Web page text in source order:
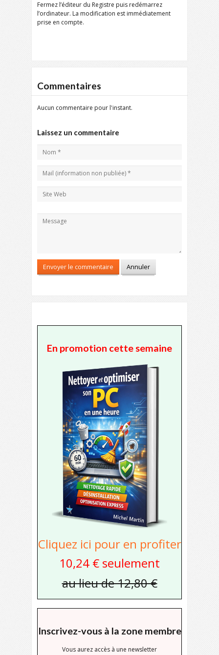
Fermez l’éditeur du Registre puis redémarrez
l’ordinateur. La modification est immédiatement
prise en compte.
Commentaires
Aucun commentaire pour l'instant.
Laissez un commentaire
En promotion cette semaine
Cliquez ici pour en profiter
10,24 € seulement
au lieu de 12,80 €
Inscrivez-vous à la zone membre
Vous aurez accès à une newsletter